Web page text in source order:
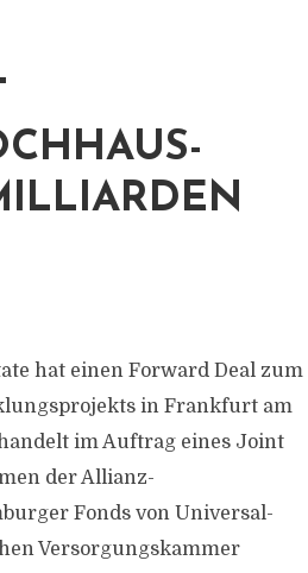
hat einen Forward Deal zum
in Frankfurt am
im Auftrag eines Joint
der Allianz-
Fonds von Universal-
Versorgungskammer